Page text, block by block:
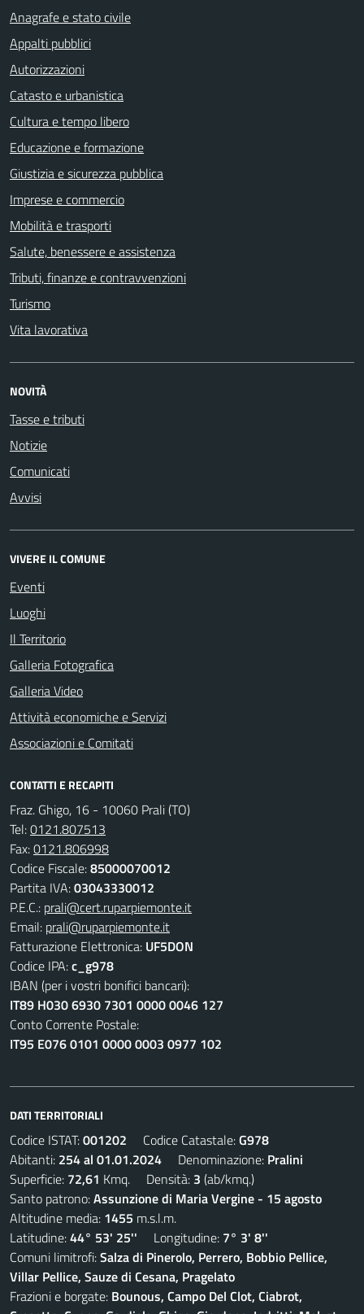
Anagrafe e stato civile
Appalti pubblici
Autorizzazioni
Catasto e urbanistica
Cultura e tempo libero
Educazione e formazione
Giustizia e sicurezza pubblica
Imprese e commercio
Mobilità e trasporti
Salute, benessere e assistenza
Tributi, finanze e contravvenzioni
Turismo
Vita lavorativa
NOVITÀ
Tasse e tributi
Notizie
Comunicati
Avvisi
VIVERE IL COMUNE
Eventi
Luoghi
Il Territorio
Galleria Fotografica
Galleria Video
Attività economiche e Servizi
Associazioni e Comitati
CONTATTI E RECAPITI
Fraz. Ghigo, 16 - 10060 Prali (TO)
Tel:0121.807513
Fax:0121.806998
Codice Fiscale:85000070012
Partita IVA:03043330012
P.E.C.: prali@cert.ruparpiemonte.it
Email: prali@ruparpiemonte.it
Fatturazione Elettronica: UF5DON
Codice IPA:c_g978
IBAN (per i vostri bonifici bancari):
IT89 H030 6930 7301 0000 0046 127
Conto Corrente Postale:
IT95 E076 0101 0000 0003 0977 102
DATI TERRITORIALI
Codice ISTAT:001202 Codice Catastale:G978
Abitanti: 254 al 01.01.2024 Denominazione: Pralini
Superficie: 72,61 Kmq. Densità: 3 (ab/kmq.)
Santo patrono:Assunzione di Maria Vergine - 15 agosto
Altitudine media: 1455 m.s.l.m.
Latitudine:44° 53' 25'' Longitudine: 7° 3' 8''
Comuni limitrofi:Salza di Pinerolo, Perrero, Bobbio Pellice,
Villar Pellice, Sauze di Cesana, Pragelato
Frazioni e borgate: Bounous, Campo Del Clot, Ciabrot,